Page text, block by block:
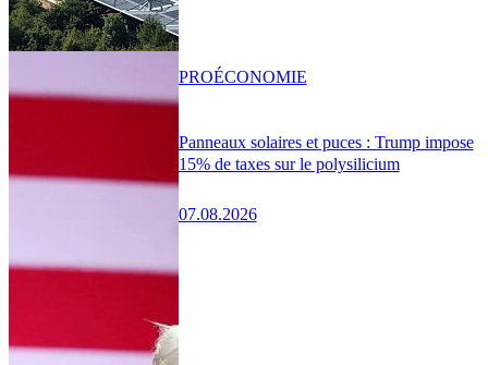
Panneaux solaires et puces : Trump impose
15% de taxes sur le polysilicium
07.08.2026
PROÉCONOMIE